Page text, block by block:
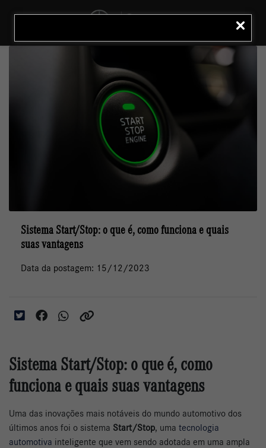
LIGAR
Sistema Start/Stop: o que é, como funciona e quais
suas vantagens
Data da postagem: 15/12/2023
Sistema Start/Stop: o que é, como
funciona e quais suas vantagens
Uma das inovações mais notáveis do mundo automotivo dos
últimos anos foi o sistema Start/Stop, uma tecnologia
automotiva inteligente que vem sendo adotada em uma ampla